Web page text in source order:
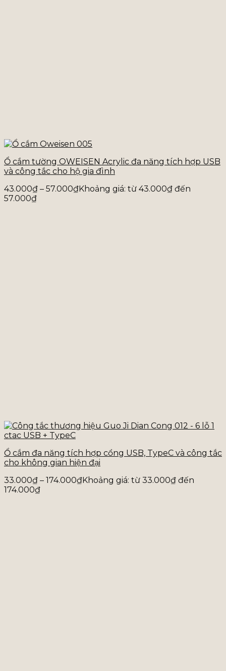
Ổ cắm tường OWEISEN Acrylic đa năng tích hợp USB
và công tắc cho hộ gia đình
43.000₫ – 57.000₫Khoảng giá: từ 43.000₫ đến
57.000₫
Ổ cắm đa năng tích hợp cổng USB, TypeC và công tắc
cho không gian hiện đại
33.000₫ – 174.000₫Khoảng giá: từ 33.000₫ đến
174.000₫